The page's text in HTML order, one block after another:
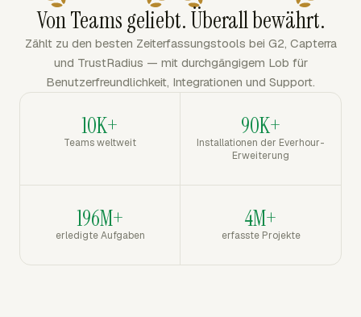
Von Teams geliebt. Überall bewährt.
Zählt zu den besten Zeiterfassungstools bei G2, Capterra
und TrustRadius — mit durchgängigem Lob für
Benutzerfreundlichkeit, Integrationen und Support.
10K+
Teams weltweit
90K+
Installationen der Everhour-
Erweiterung
196M+
erledigte Aufgaben
4M+
erfasste Projekte